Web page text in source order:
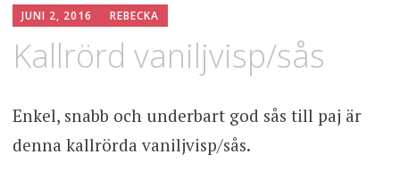
JUNI 2, 2016 REBECKA
Kallrörd vaniljvisp/sås
Enkel, snabb och underbart god sås till paj är
denna kallrörda vaniljvisp/sås.